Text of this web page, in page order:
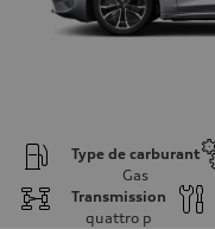
Type de carburant
Gas
Transmission
quattro p